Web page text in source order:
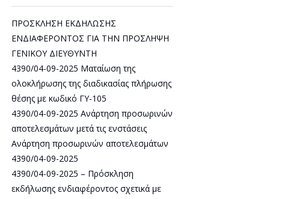
ΠΡΟΣΚΛΗΣΗ ΕΚΔΗΛΩΣΗΣ
ΕΝΔΙΑΦΕΡΟΝΤΟΣ ΓΙΑ ΤΗΝ ΠΡΟΣΛΗΨΗ
ΓΕΝΙΚΟΥ ΔΙΕΥΘΥΝΤΗ
4390/04-09-2025 Ματαίωση της
ολοκλήρωσης της διαδικασίας πλήρωσης
θέσης με κωδικό ΓΥ-105
4390/04-09-2025 Ανάρτηση προσωρινών
αποτελεσμάτων μετά τις ενστάσεις
Ανάρτηση προσωρινών αποτελεσμάτων
4390/04-09-2025
4390/04-09-2025 – Πρόσκληση
εκδήλωσης ενδιαφέροντος σχετικά με